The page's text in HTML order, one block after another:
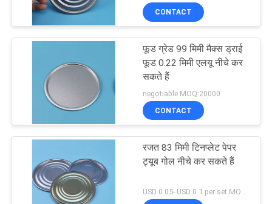
गुणवत्ता
नियंत्रण
समाचार
मामलों
प्लास्टिक पेंच कैप जार
83
50
CONTACT
फूड ग्रेड 99 मिमी मैक्स ड्राई
फूड 0.22 मिमी एलयू नीचे कर
सकते हैं
negotiable MOQ:20000
CONTACT
रजत 83 मिमी टिनप्लेट पेपर
ट्यूब गोल नीचे कर सकते हैं
USD 0.05- USD 0.1 per set MOQ:10000 पीसीएस